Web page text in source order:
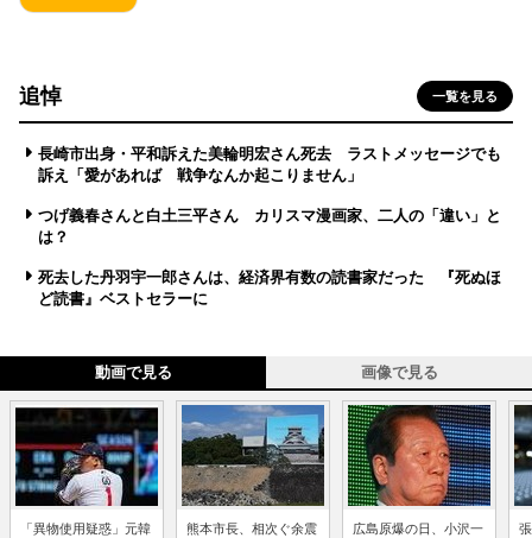
追悼 一覧を見る
長崎市出身・平和訴えた美輪明宏さん死去 ラストメッセージでも
訴え「愛があれば 戦争なんか起こりません」
つげ義春さんと白土三平さん カリスマ漫画家、二人の「違い」と
は？
死去した丹羽宇一郎さんは、経済界有数の読書家だった 『死ぬほ
ど読書』ベストセラーに
動画で見る 画像で見る
「異物使用疑惑」元韓
熊本市長、相次ぐ余震
広島原爆の日、小沢一